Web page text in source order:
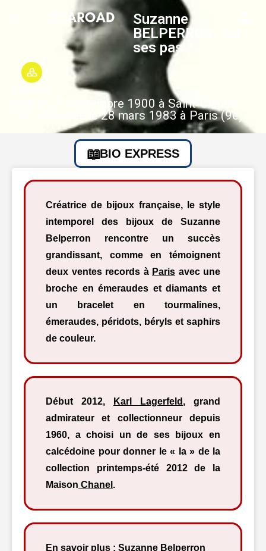
Suzanne
BELPERRON, sur
ses pas
Née le 26 septembre 1900 à Saint-Claude
(39), décédée le 28 mars 1983 à Paris (9e)
BIO EXPRESS
Créatrice de bijoux française, le style
intemporel des bijoux de Suzanne
Belperron rencontre un succès
grandissant, comme en témoignent
deux ventes records à Paris avec une
broche en émeraudes et diamants et
un bracelet en tourmalines,
émeraudes, péridots, béryls et saphirs
de couleur.
Début 2012, Karl Lagerfeld , grand
admirateur et collectionneur depuis
1960, a choisi un de ses bijoux en
calcédoine pour donner le « la » de la
collection printemps-été 2012 de la
Maison Chanel .
En savoir plus : Suzanne Belperron